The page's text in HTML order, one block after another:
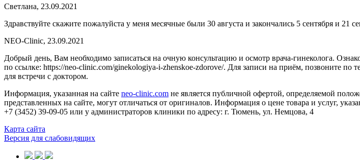
Светлана, 23.09.2021
Здравствуйте скажите пожалуйста у меня месячные были 30 августа и закончались 5 сентября и
NEO-Clinic, 23.09.2021
Добрый день, Вам необходимо записаться на очную консультацию и осмотр врача-гинеколога.
по ссылке: https://neo-clinic.com/ginekologiya-i-zhenskoe-zdorove/. Для записи на приём, позвоните
для встречи с доктором.
Информация, указанная на сайте neo-clinic.com не является публичной офертой, определяемой
представленных на сайте, могут отличаться от оригиналов. Информация о цене товара и услуг,
+7 (3452) 39-09-05 или у администраторов клиники по адресу: г. Тюмень, ул. Немцова, 4
Карта сайта
Версия для слабовидящих